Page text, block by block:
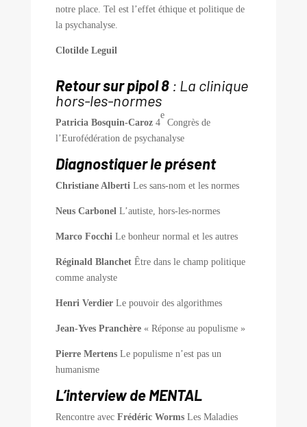
notre place. Tel est l’effet éthique et politique de
la psychanalyse.
Clotilde Leguil
Retour sur pipol 8: La clinique
hors-les-normes
Patricia Bosquin-Caroz4
e
Congrès de
l’Eurofédération de psychanalyse
Diagnostiquer le présent
Christiane AlbertiLes sans-nom et les normes
Neus CarbonelL’autiste, hors-les-normes
Marco FocchiLe bonheur normal et les autres
Réginald BlanchetÊtre dans le champ politique
comme analyste
Henri VerdierLe pouvoir des algorithmes
Jean-Yves Pranchère« Réponse au populisme »
Pierre MertensLe populisme n’est pas un
humanisme
L’interview de MENTAL
Rencontre avec Frédéric WormsLes Maladies